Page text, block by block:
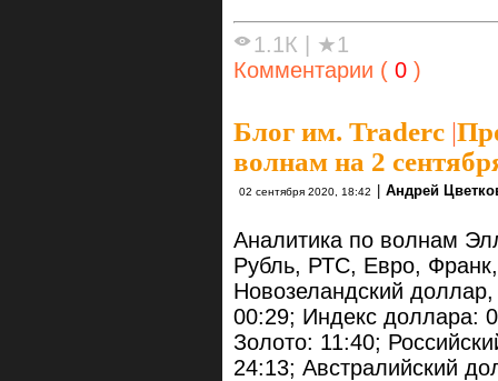
1.1К | ★1
Комментарии ( 0 )
Блог им. Traderc |
волнам на 2
02 сентября 2020, 18:42 | Андрей
Аналитика по волнам
Рубль, РТС, Евро,
Новозеландский
00:29; Индекс доллара:
Золото: 11:40;
24:13; Австралийский